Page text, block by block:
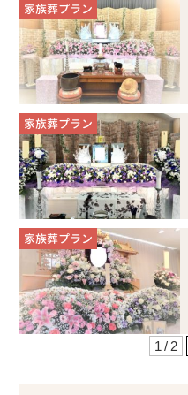
家族葬プラン
家族葬プラン
家族葬プラン
1 / 2